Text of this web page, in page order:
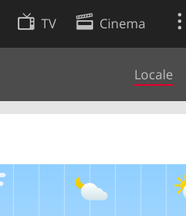
TV Cinema
Locale